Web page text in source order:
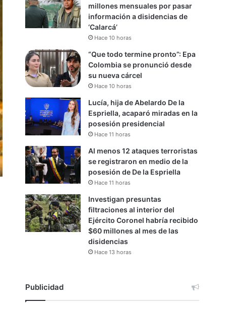
millones mensuales por pasar
información a disidencias de
‘Calarcá’
Hace 10 horas
“Que todo termine pronto”: Epa
Colombia se pronunció desde
su nueva cárcel
Hace 10 horas
Lucía, hija de Abelardo De la
Espriella, acaparó miradas en la
posesión presidencial
Hace 11 horas
Al menos 12 ataques terroristas
se registraron en medio de la
posesión de De la Espriella
Hace 11 horas
Investigan presuntas
filtraciones al interior del
Ejército Coronel habría recibido
$60 millones al mes de las
disidencias
Hace 13 horas
Publicidad